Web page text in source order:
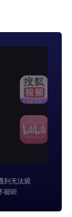
到无法观
能听